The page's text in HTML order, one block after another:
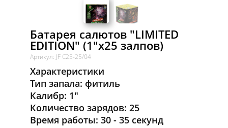
Артикул: JF C25-25/04
Батарея салютов "LIMITED
EDITION" (1"x25 залпов)
Характеристики
Тип запала: фитиль
Калибр: 1"
Количество зарядов: 25
Время работы: 30 - 35 секунд